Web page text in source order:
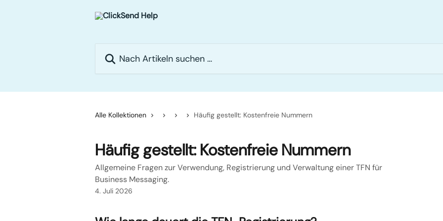
Alle Kollektionen Häufig gestellt: Kostenfreie Nummern
Häufig gestellt: Kostenfreie Nummern
Allgemeine Fragen zur Verwendung, Registrierung und Verwaltung einer TFN für
Business Messaging.
4. Juli 2026